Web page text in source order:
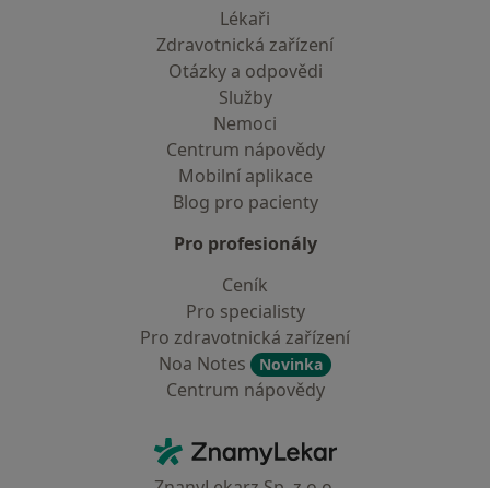
Lékaři
Zdravotnická zařízení
Otázky a odpovědi
Služby
Nemoci
Centrum nápovědy
Mobilní aplikace
Blog pro pacienty
Pro profesionály
Ceník
Pro specialisty
Pro zdravotnická zařízení
Noa Notes
Novinka
Centrum nápovědy
ZnamyLekar - Hlavní stránka